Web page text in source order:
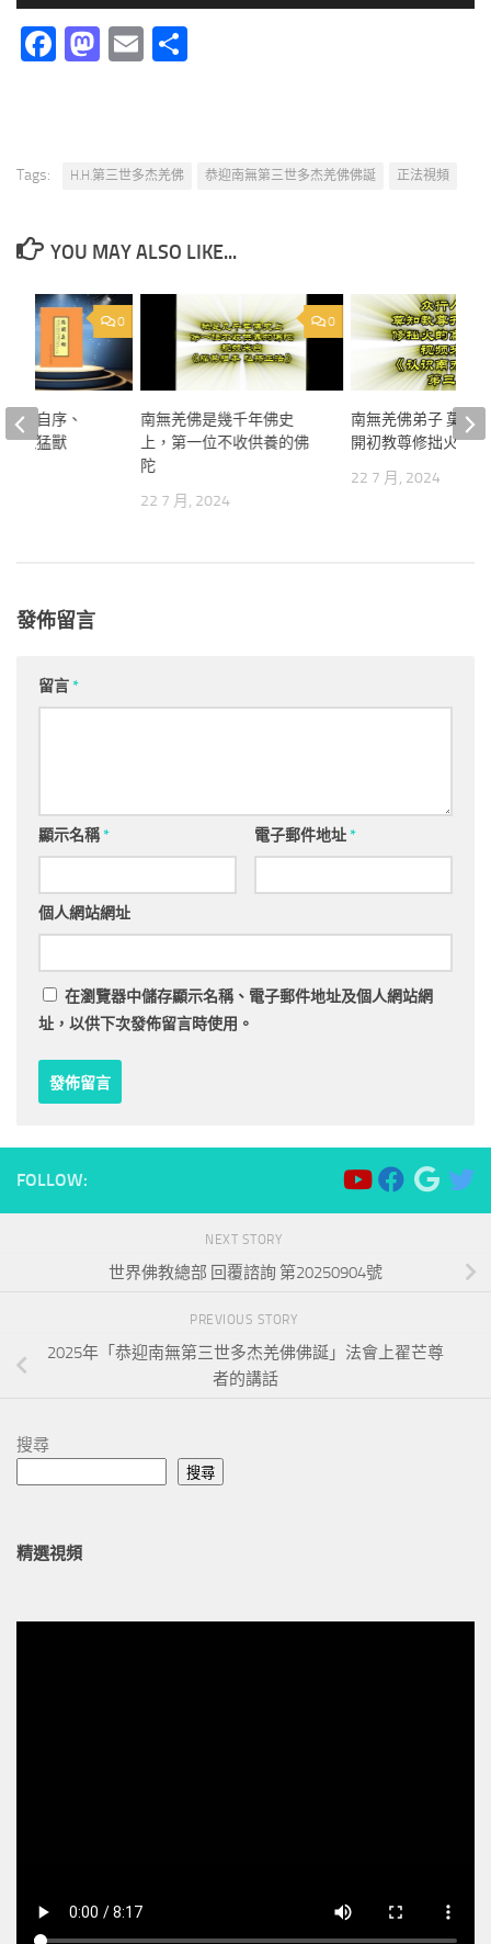
Facebook
Mastodon
Email
Tags: H.H.第三世多杰羌佛 恭迎南無第三世多杰羌佛佛誕 正法視頻
YOU MAY ALSO LIKE...
0
南無羌佛是幾千年佛史
上，第一位不收供養的佛
陀
22 7 月, 2024
南無羌佛弟子 莫知
開初教尊修拙火出
22 7 月, 2024
0
：自序、
惡鬼猛獸
發佈留言
留言*
顯示名稱* 電子郵件地址*
個人網站網址
在瀏覽器中儲存顯示名稱、電子郵件地址及個人網站網
址，以供下次發佈留言時使用。
FOLLOW:
NEXT STORY
世界佛教總部 回覆諮詢 第20250904號
PREVIOUS STORY
2025年「恭迎南無第三世多杰羌佛佛誕」法會上翟芒尊
者的講話
搜尋
搜尋
精選視頻